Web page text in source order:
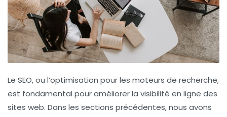
Le SEO, ou l’optimisation pour les moteurs de recherche,
est fondamental pour améliorer la visibilité en ligne des
sites web. Dans les sections précédentes, nous avons